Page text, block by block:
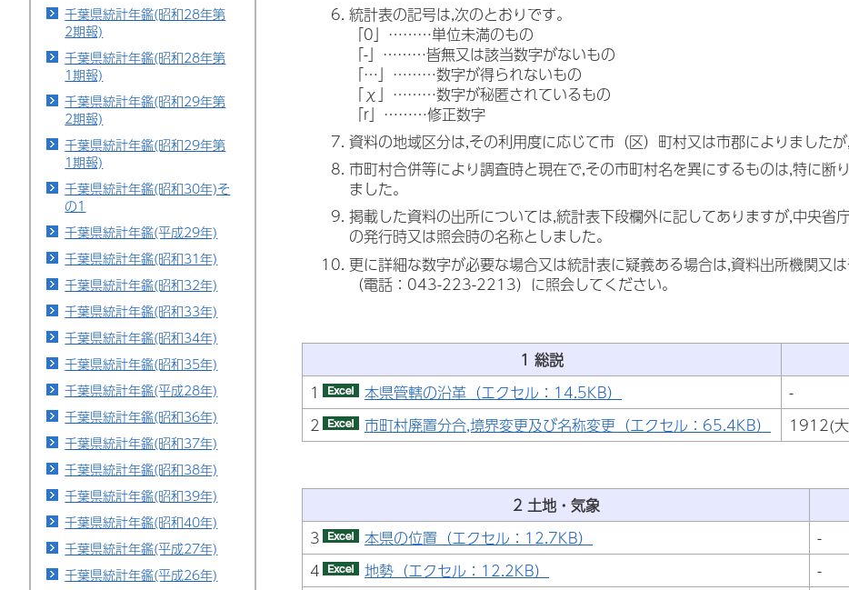
千葉県統計年鑑(昭和28年第
2期報)
千葉県統計年鑑(昭和28年第
1期報)
千葉県統計年鑑(昭和29年第
2期報)
千葉県統計年鑑(昭和29年第
1期報)
千葉県統計年鑑(昭和30年)そ
の1
千葉県統計年鑑(平成29年)
千葉県統計年鑑(昭和31年)
千葉県統計年鑑(昭和32年)
千葉県統計年鑑(昭和33年)
千葉県統計年鑑(昭和34年)
千葉県統計年鑑(昭和35年)
千葉県統計年鑑(平成28年)
千葉県統計年鑑(昭和36年)
千葉県統計年鑑(昭和37年)
千葉県統計年鑑(昭和38年)
千葉県統計年鑑(昭和39年)
千葉県統計年鑑(昭和40年)
千葉県統計年鑑(平成27年)
千葉県統計年鑑(平成26年)
統計表の記号は,次のとおりです。
「0」………単位未満のもの
「-」………皆無又は該当数字がないもの
「…」………数字が得られないもの
「χ」………数字が秘匿されているもの
「r」………修正数字
資料の地域区分は,その利用度に応じて市（区）町村又は市郡によりました
市町村合併等により調査時と現在で,その市町村名を異にするものは,特に断
ました。
掲載した資料の出所については,統計表下段欄外に記してありますが,中央省
の発行時又は照会時の名称としました。
更に詳細な数字が必要な場合又は統計表に疑義ある場合は,資料出所機関又
（電話：043-223-2213）に照会してください。
1 総説
1
本県管轄の沿革（エクセル：14.5KB）
-
2
市町村廃置分合,境界変更及び名称変更（エクセル：65.4KB）
1912(
2 土地・気象
3
本県の位置（エクセル：12.7KB）
-
4
地勢（エクセル：12.2KB）
-